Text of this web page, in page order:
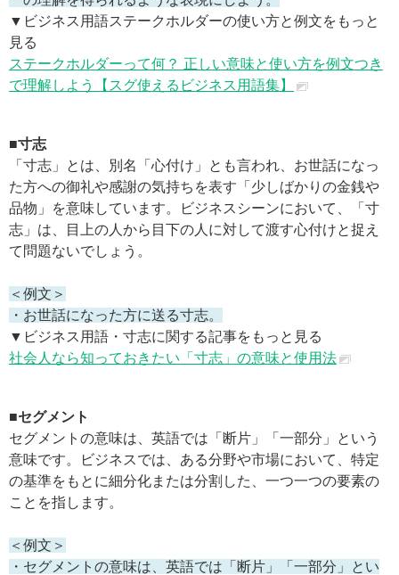
▼ビジネス用語ステークホルダーの使い方と例文をもっと
見る
ステークホルダーって何？ 正しい意味と使い方を例文つき
で理解しよう【スグ使えるビジネス用語集】
■寸志
「寸志」とは、別名「心付け」とも言われ、お世話になっ
た方への御礼や感謝の気持ちを表す「少しばかりの金銭や
品物」を意味しています。ビジネスシーンにおいて、「寸
志」は、目上の人から目下の人に対して渡す心付けと捉え
て問題ないでしょう。
＜例文＞
・お世話になった方に送る寸志。
▼ビジネス用語・寸志に関する記事をもっと見る
社会人なら知っておきたい「寸志」の意味と使用法
■セグメント
セグメントの意味は、英語では「断片」「一部分」という
意味です。ビジネスでは、ある分野や市場において、特定
の基準をもとに細分化または分割した、一つ一つの要素の
ことを指します。
＜例文＞
・セグメントの意味は、英語では「断片」「一部分」とい